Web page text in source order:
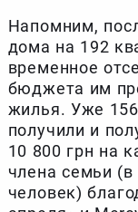
Напомним,
дома на 192
временное
бюджета им
жилья. Уже
получили и
10 800 грн на
члена семьи
человек)